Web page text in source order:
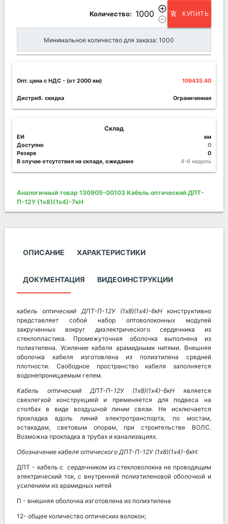
Количество:
add_circle_outline
remove_circle_outline
add_shopping_cart КУПИТЬ
Минимальное количество для заказа: 1000
Опт. цена c НДС - (от 2000 км) 109435.40
Дистриб. скидка Ограниченная
Склад
ЕИ
км
Доступно
0
Резерв
0
В случае отсутствия на складе, ожидание
4-6 недель
Аналогичный товар 130905-00103 Кабель оптический ДПТ-
П-12У (1х8)(1х4)-7кН
ОПИСАНИЕ ХАРАКТЕРИСТИКИ
ДОКУМЕНТАЦИЯ ВИДЕОИНСТРУКЦИИ
кабель оптический ДПТ-П-12У (1х8)(1х4)-6кНконструктивно
представляет собой набор оптоволоконных модулей
закрученных вокруг диэлектрического сердечника из
стеклопластика. Промежуточная оболочка выполнена из
полиэтилена. Усиление кабеля арамидными нитями. Внешняя
оболочка кабеля изготовлена из полиэтилена средней
плотности. Свободное пространство кабеля заполняется
водонепроницаемым гелем.
Кабель оптическийДПТ-П-12У (1х8)(1х4)-6кН является
свехлегкой конструкцией и пременяется для подвеса на
столбах в виде воздушной линии связи. Не исключается
прокладка вдоль линий электротранспорта, по мостам,
эстакадам, световым опорам, при строительстве ВОЛС.
Возможна прокладка в трубах и канализациях.
Обозначение кабеля оптическогоДПТ-П-12У (1х8)(1х4)-6кН:
ДПТ - кабель с сердечником из стекловолокна не проводящим
электрический ток, с внутренней полиэтиленовой оболочкой и
усилением из арамидных нитей
П - внешняя оболочка изготовлена из полиэтилена
12- общее количество оптических волокон;